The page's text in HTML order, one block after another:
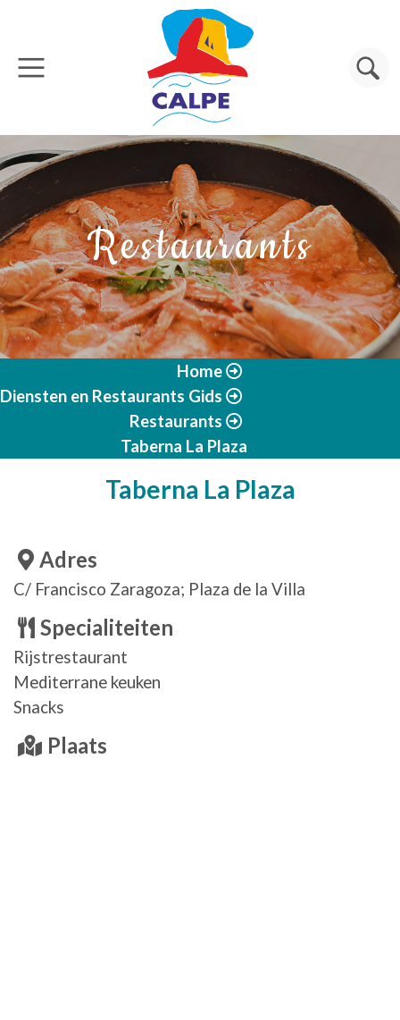
Overslaan en naar de inhoud gaan
Zoeken
Restaurants
Home
Diensten en Restaurants Gids
Restaurants
Taberna La Plaza
Taberna La Plaza
Adres
C/ Francisco Zaragoza; Plaza de la Villa
Specialiteiten
Rijstrestaurant
Mediterrane keuken
Snacks
Plaats